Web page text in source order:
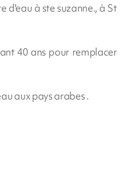
d'eau à ste suzanne., à St
40 ans pour remplacer
aux pays arabes .